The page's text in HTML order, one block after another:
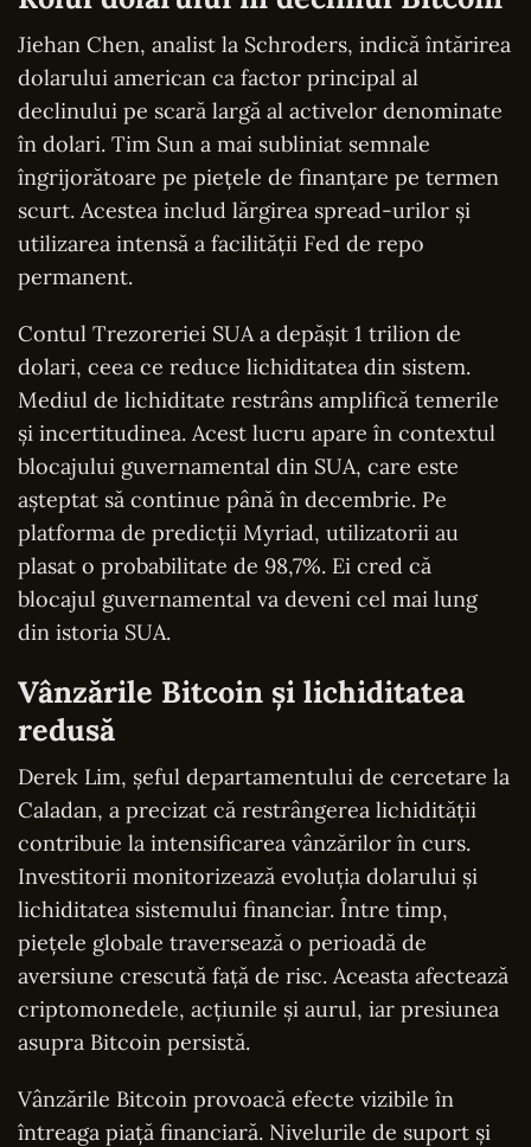
Jiehan Chen, analist la Schroders, indică întărirea
dolarului american ca factor principal al
declinului pe scară largă al activelor denominate
în dolari. Tim Sun a mai subliniat semnale
îngrijorătoare pe piețele de finanțare pe termen
scurt. Acestea includ lărgirea spread-urilor și
utilizarea intensă a facilității Fed de repo
permanent.
Contul Trezoreriei SUA a depășit 1 trilion de
dolari, ceea ce reduce lichiditatea din sistem.
Mediul de lichiditate restrâns amplifică temerile
și incertitudinea. Acest lucru apare în contextul
blocajului guvernamental din SUA, care este
așteptat să continue până în decembrie. Pe
platforma de predicții Myriad, utilizatorii au
plasat o probabilitate de 98,7%. Ei cred că
blocajul guvernamental va deveni cel mai lung
din istoria SUA.
Vânzările Bitcoin și lichiditatea
redusă
Derek Lim, șeful departamentului de cercetare la
Caladan, a precizat că restrângerea lichidității
contribuie la intensificarea vânzărilor în curs.
Investitorii monitorizează evoluția dolarului și
lichiditatea sistemului financiar. Între timp,
piețele globale traversează o perioadă de
aversiune crescută față de risc. Aceasta afectează
criptomonedele, acțiunile și aurul, iar presiunea
asupra Bitcoin persistă.
Vânzările Bitcoin provoacă efecte vizibile în
întreaga piață financiară. Nivelurile de suport și